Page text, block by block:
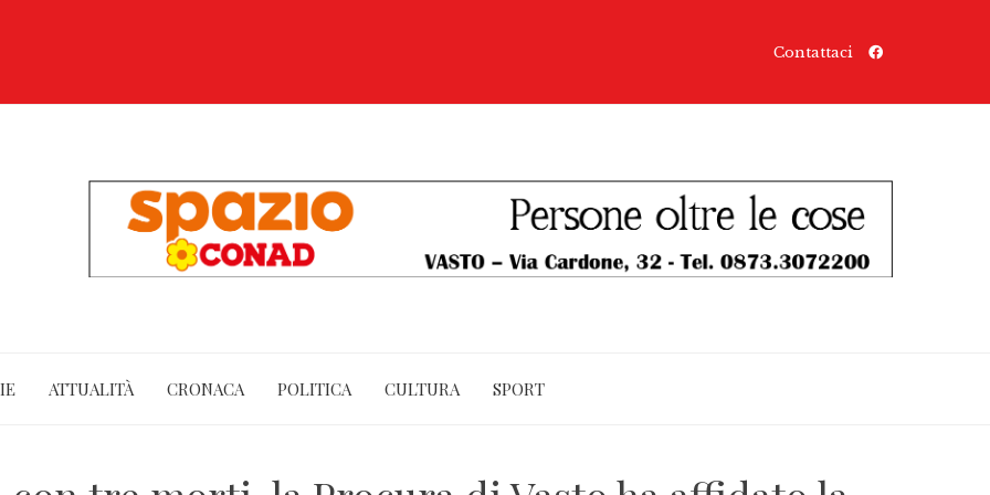
Contattaci
ATTUALITÀ CRONACA POLITICA CULTURA SPORT